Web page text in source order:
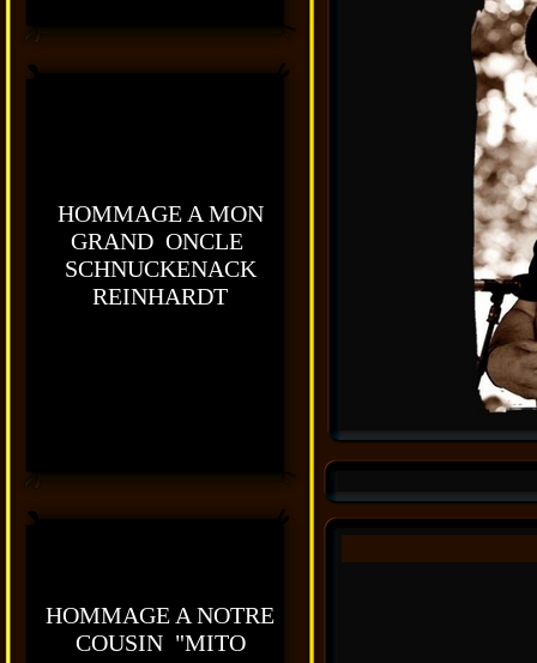
HOMMAGE A MON
GRAND ONCLE
SCHNUCKENACK
REINHARDT
HOMMAGE A NOTRE
COUSIN "MITO